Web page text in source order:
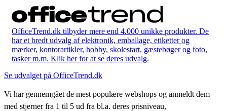
OfficeTrend.dk tilbyder mere end 4.000 unikke produkter. De
har et bredt udvalg af elektronik, emballage, etiketter og
mærker, kontorartikler, hobby, skolestart, gæstebøger og foto,
tasker m.m. Klik her for at se deres udvalg.
Se udvalget på OfficeTrend.dk
Vi har gennemgået de mest populære webshops og anmeldt dem
med stjerner fra 1 til 5 ud fra bl.a. deres prisniveau,